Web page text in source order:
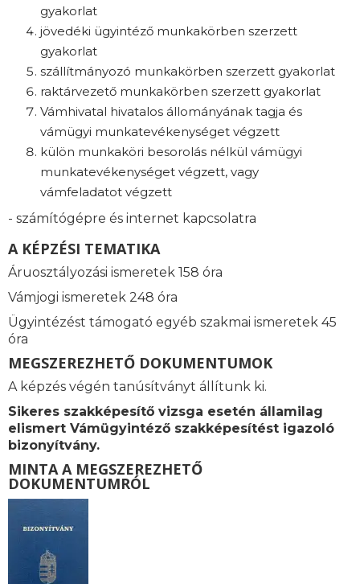
gyakorlat
jövedéki ügyintéző munkakörben szerzett
gyakorlat
szállítmányozó munkakörben szerzett gyakorlat
raktárvezető munkakörben szerzett gyakorlat
Vámhivatal hivatalos állományának tagja és
vámügyi munkatevékenységet végzett
külön munkaköri besorolás nélkül vámügyi
munkatevékenységet végzett, vagy
vámfeladatot végzett
- számítógépre és internet kapcsolatra
A KÉPZÉSI TEMATIKA
Áruosztályozási ismeretek 158 óra
Vámjogi ismeretek 248 óra
Ügyintézést támogató egyéb szakmai ismeretek 45
óra
MEGSZEREZHETŐ DOKUMENTUMOK
A képzés végén tanúsítványt állítunk ki.
Sikeres szakképesítő vizsga esetén államilag
elismert Vámügyintéző szakképesítést igazoló
bizonyítvány.
MINTA A MEGSZEREZHETŐ
DOKUMENTUMRÓL